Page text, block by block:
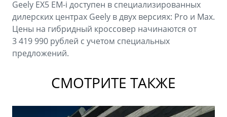
Geely EX5 EM-i доступен в специализированных
дилерских центрах Geely в двух версиях: Pro и Max.
Цены на гибридный кроссовер начинаются от
3 419 990 рублей с учетом специальных
предложений.
СМОТРИТЕ ТАКЖЕ